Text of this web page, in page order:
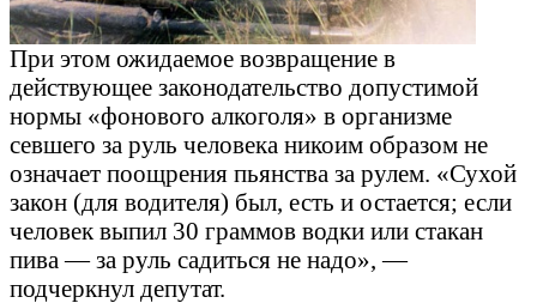
При этом ожидаемое возвращение в
действующее законодательство допустимой
нормы «фонового алкоголя» в организме
севшего за руль человека никоим образом не
означает поощрения пьянства за рулем. «Сухой
закон (для водителя) был, есть и остается; если
человек выпил 30 граммов водки или стакан
пива — за руль садиться не надо», —
подчеркнул депутат.